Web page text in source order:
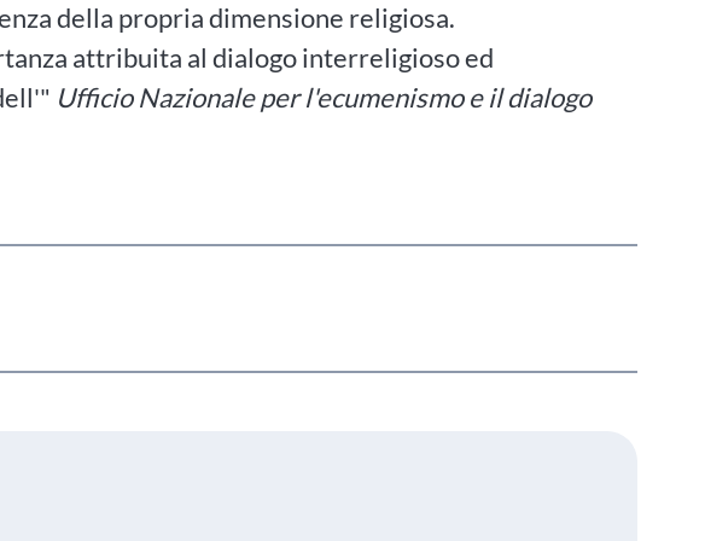
della propria dimensione religiosa.
attribuita al dialogo interreligioso ed
Ufficio Nazionale per l'ecumenismo e il dialogo